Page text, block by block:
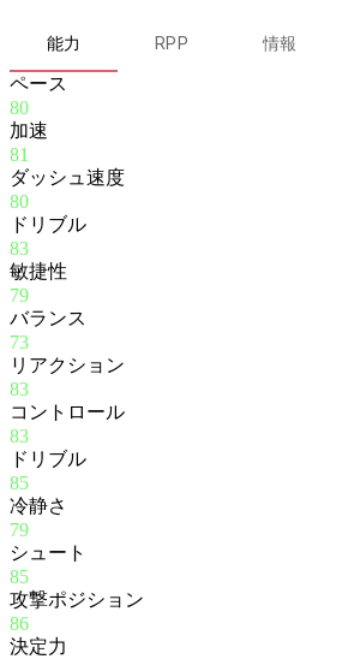
能力 RPP 情報
ペース
80
加速
81
ダッシュ速度
80
ドリブル
83
敏捷性
79
バランス
73
リアクション
83
コントロール
83
ドリブル
85
冷静さ
79
シュート
85
攻撃ポジション
86
決定力